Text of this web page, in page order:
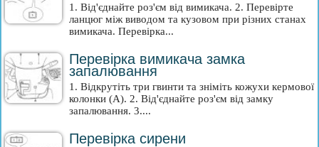
1. Від'єднайте роз'єм від вимикача. 2. Перевірте
ланцюг між виводом та кузовом при різних станах
вимикача. Перевірка...
Перевірка вимикача замка
запалювання
1. Відкрутіть три гвинти та зніміть кожухи кермової
колонки (А). 2. Від'єднайте роз'єм від замку
запалювання. 3....
Перевірка сирени